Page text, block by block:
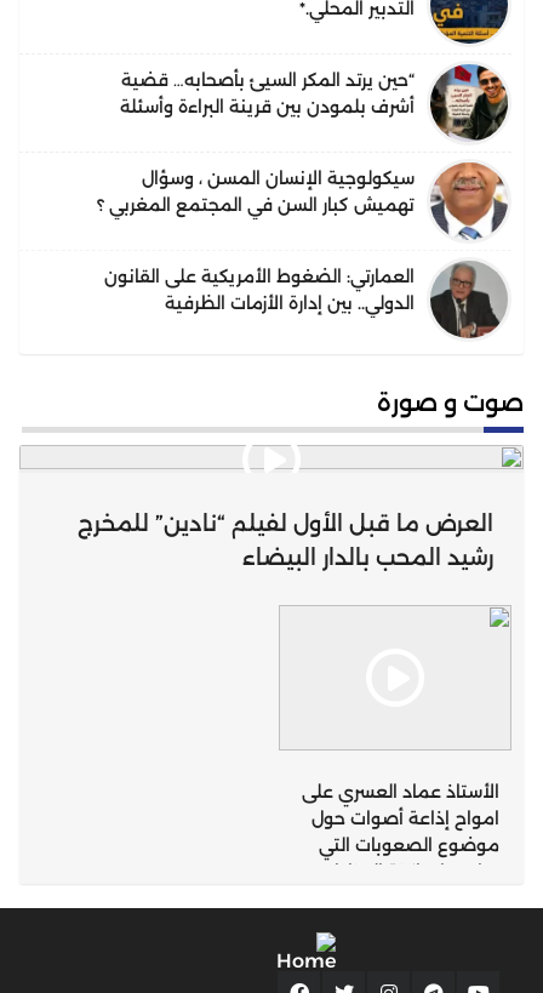
التدبير المحلي.*
“حين يرتد المكر السيئ بأصحابه… قضية
أشرف بلمودن بين قرينة البراءة وأسئلة
سيكولوجية الإنسان المسن ، وسؤال
تهميش كبار السن في المجتمع المغربي ؟
العمارتي: الضغوط الأمريكية على القانون
الدولي.. بين إدارة الأزمات الظرفية
صوت و صورة
العرض ما قبل الأول لفيلم “نادين” للمخرج
رشيد المحب بالدار البيضاء
الأستاذ عماد العسري على
امواح إذاعة أصوات حول
موضوع الصعوبات التي
تواجهها ساكنة المناطق